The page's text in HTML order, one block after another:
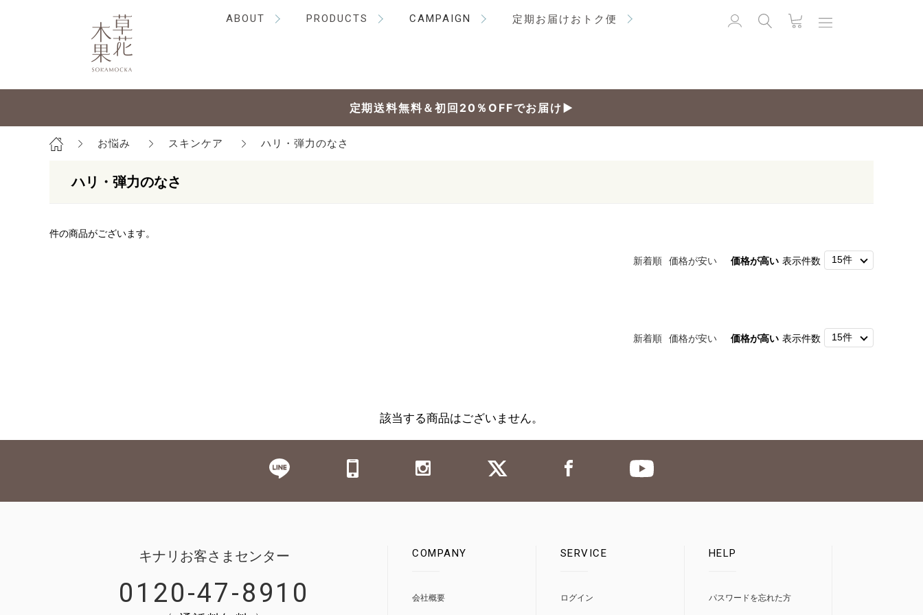
ABOUT PRODUCTS CAMPAIGN 定期お届けおトク便
定期送料無料＆初回20％OFFでお届け▶
お悩み スキンケア ハリ・弾力のなさ
ハリ・弾力のなさ
件の商品がございます。
新着順 価格が安い 価格が高い 表示件数
新着順 価格が安い 価格が高い 表示件数
該当する商品はございません。
キナリお客さまセンター
0120-47-8910
COMPANY
会社概要
SERVICE
ログイン
HELP
パスワードを忘れた方